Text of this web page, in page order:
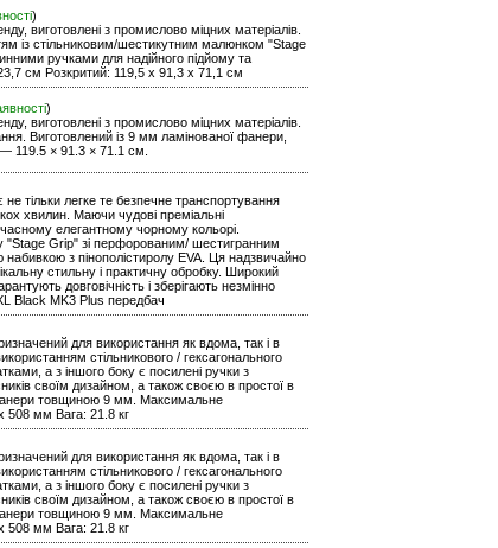
)
виготовлені з промислово міцних матеріалів.
із стільниковим/шестикутним малюнком "Stage
ручками для надійного підйому та
см Розкритий: 119,5 x 91,3 x 71,1 см
)
виготовлені з промислово міцних матеріалів.
Виготовлений із 9 мм ламінованої фанери,
119.5 × 91.3 × 71.1 см.
тільки легке те безпечне транспортування
хвилин. Маючи чудові преміальні
елегантному чорному кольорі.
Grip" зі перфорованим/ шестигранним
з пінополістиролу EVA. Ця надзвичайно
стильну і практичну обробку. Широкий
довговічність і зберігають незмінно
Black MK3 Plus передбач
для використання як вдома, так і в
стільникового / гексагонального
а з іншого боку є посилені ручки з
своїм дизайном, а також своєю в простої в
фанери товщиною 9 мм. Максимальне
508 мм Вага: 21.8 кг
для використання як вдома, так і в
стільникового / гексагонального
а з іншого боку є посилені ручки з
своїм дизайном, а також своєю в простої в
фанери товщиною 9 мм. Максимальне
508 мм Вага: 21.8 кг